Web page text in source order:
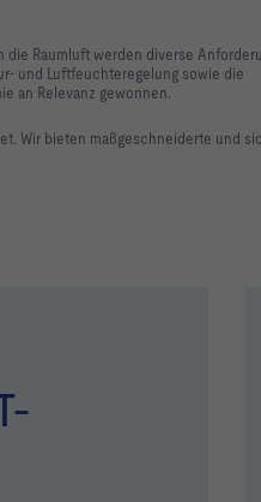
die Raumluft werden diverse
und Luftfeuchteregelung sowie die
an Relevanz gewonnen.
Wir bieten maßgeschneiderte und